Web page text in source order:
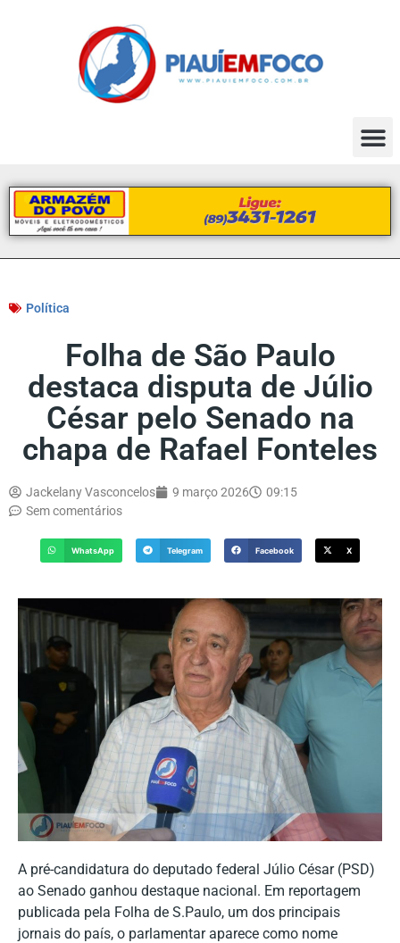
Política
Folha de São Paulo
destaca disputa de Júlio
César pelo Senado na
chapa de Rafael Fonteles
Jackelany Vasconcelos 9 março 2026
09:15
Sem comentários
WhatsApp Telegram Facebook X
A pré-candidatura do deputado federal Júlio César (PSD)
ao Senado ganhou destaque nacional. Em reportagem
publicada pela Folha de S.Paulo, um dos principais
jornais do país, o parlamentar aparece como nome